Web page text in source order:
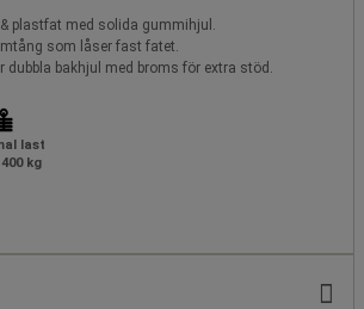
plastfat med solida gummihjul.
som låser fast fatet.
dubbla bakhjul med broms för extra stöd.
last
kg